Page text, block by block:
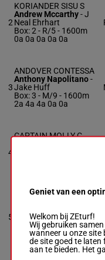
2
KORIANDER SISU S
Andrew Mccarthy-J
Neal Ehrhart
Box: 2 - R/5 - 1600m
0a 0a 0a 0a 0a
3
ANDOVER CONTESSA
Anthony Napolitano-
Jake Huff
Box: 3 - M/9 - 1600m
2a 4a 4a 0a 0a
4
CAPTAIN MOLLY C
5
Domenico
Box: 5 -R/8 - 1600m
4a 0a 0a 3a 0a
Geniet van een
Welkom bij ZEturf!
Wij gebruiken
wanneer u onze site
de site goed te laten
aan te bieden. Het